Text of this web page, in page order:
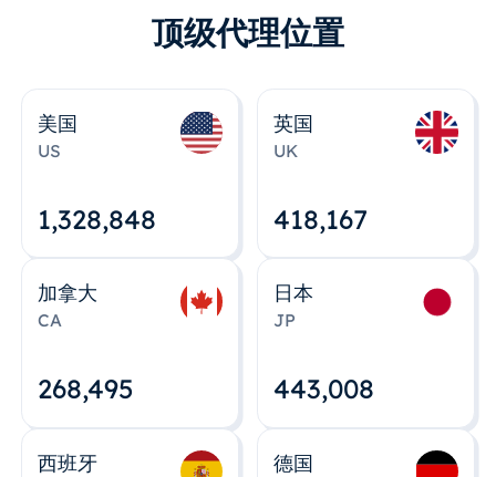
顶级代理位置
美国
US
1,328,848
英国
UK
418,167
加拿大
CA
268,495
日本
JP
443,008
西班牙 德国